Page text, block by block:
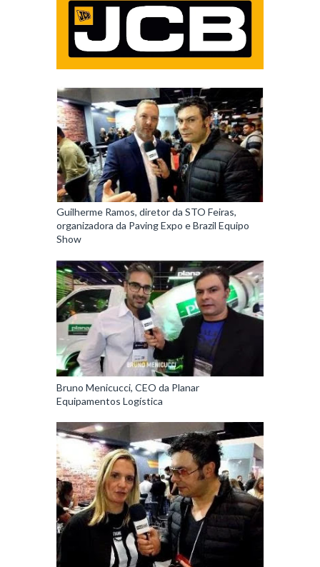
Guilherme Ramos, diretor da STO Feiras,
organizadora da Paving Expo e Brazil Equipo
Show
Bruno Menicucci, CEO da Planar
Equipamentos Logística